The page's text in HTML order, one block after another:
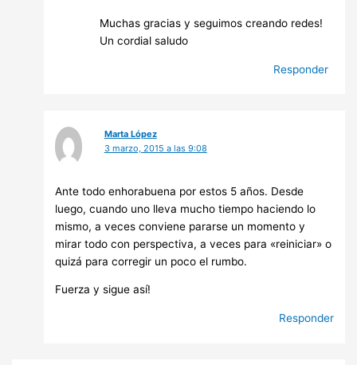
Muchas gracias y seguimos creando redes!
Un cordial saludo
Responder
Marta López
3 marzo, 2015 a las 9:08
Ante todo enhorabuena por estos 5 años. Desde
luego, cuando uno lleva mucho tiempo haciendo lo
mismo, a veces conviene pararse un momento y
mirar todo con perspectiva, a veces para «reiniciar» o
quizá para corregir un poco el rumbo.
Fuerza y sigue así!
Responder